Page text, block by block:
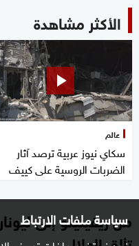
سياسة ملفات الارتباط
الأكثر مشاهدة
عالم
سكاي نيوز عربية ترصد آثار
الضربات الروسية على كييف
من ريفيلينو إلى